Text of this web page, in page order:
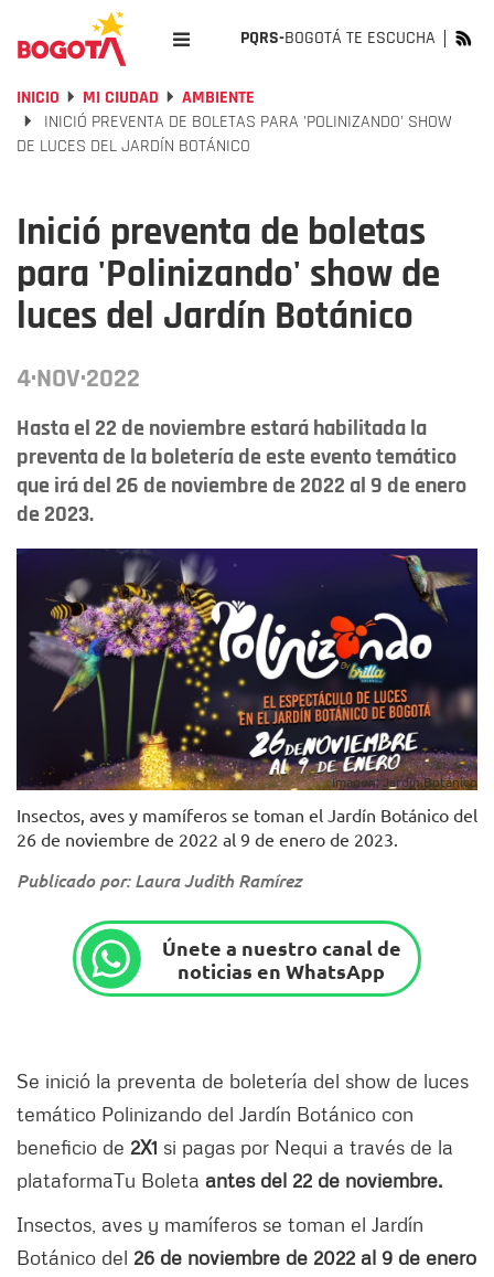
PQRS-BOGOTÁ TE ESCUCHA
INICIO MI CIUDAD
AMBIENTE
INICIÓ PREVENTA DE BOLETAS PARA 'POLINIZANDO' SHOW
DE LUCES DEL JARDÍN BOTÁNICO
Inició preventa de boletas
para 'Polinizando' show de
luces del Jardín Botánico
4·NOV·2022
Hasta el 22 de noviembre estará habilitada la
preventa de la boletería de este evento temático
que irá del 26 de noviembre de 2022 al 9 de enero
de 2023.
Imagen: Jardín Botánico
Insectos, aves y mamíferos se toman el Jardín Botánico del
26 de noviembre de 2022 al 9 de enero de 2023.
Publicado por: Laura Judith Ramírez
Únete a nuestro canal de
noticias en WhatsApp
Se inició la preventa de boletería del show de luces
temático Polinizando del Jardín Botánico con
beneficio de 2X1 si pagas por Nequi a través de la
plataformaTu Boleta antes del 22 de noviembre.
Insectos, aves y mamíferos se toman el Jardín
Botánico del 26 de noviembre de 2022 al 9 de enero